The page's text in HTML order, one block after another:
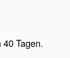
Tagen.